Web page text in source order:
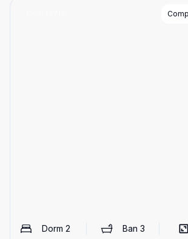
Dorm 2 Ban3